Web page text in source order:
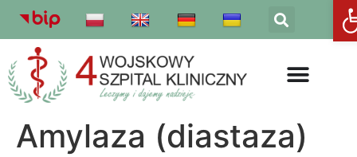
Amylaza (diastaza)